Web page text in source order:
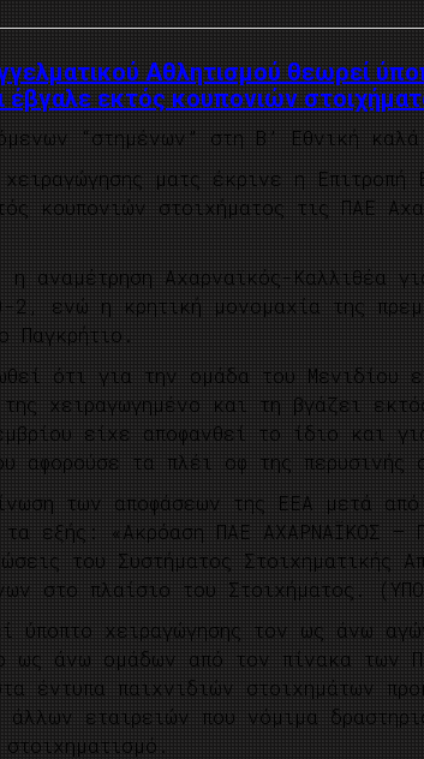
Αθλητισμού θεωρεί
έβγαλε εκτός κουπονιών
“στημένων” στη Β’ Εθνική καλά
ματς έκρινε η Επιτροπή
κουπονιών στοιχήματος τις ΠΑΕ
η αναμέτρηση Αχαρναϊκός-Καλλιθέα
2, ενώ η κρητική μονομαχία της
Παγκρήτιο.
ότι για την ομάδα του Μενιδίου
χειραγωγημένο και τη βγάζει
είχε αποφανθεί το ίδιο και
αφορούσε τα πλέι οφ της περυσινής
των αποφάσεων της ΕΕΑ μετά από
εξής: «Ακρόαση ΠΑΕ ΑΧΑΡΝΑΪΚΟΣ –
του Συστήματος Στοιχηματικής
στο πλαίσιο του Στοιχήματος.
ύποπτο χειραγώγησης τον ως άνω
ως άνω ομάδων από τον πίνακα των
έντυπα παιχνιδιών στοιχημάτων
εταιρειών που νόμιμα